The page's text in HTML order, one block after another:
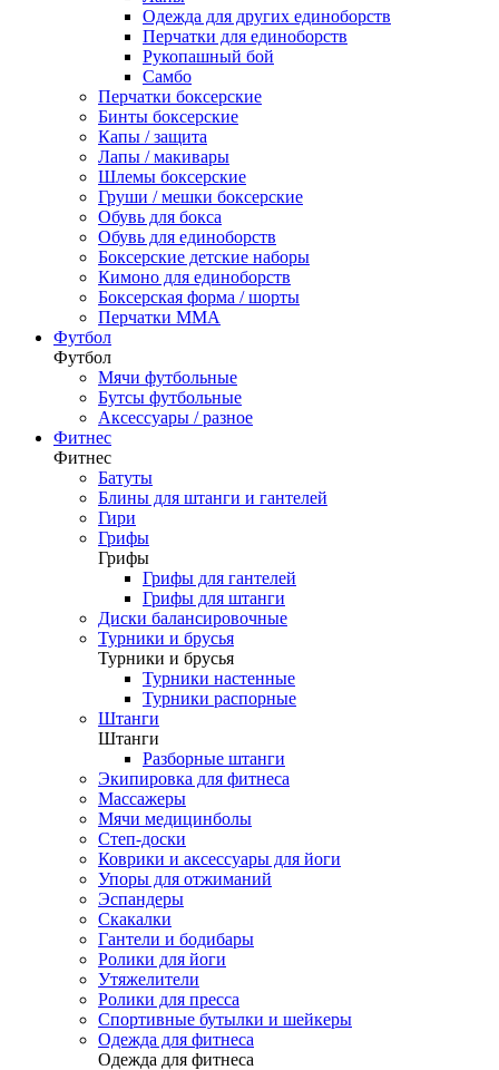
Одежда для других единоборств
Перчатки для единоборств
Рукопашный бой
Самбо
Перчатки боксерские
Бинты боксерские
Капы / защита
Лапы / макивары
Шлемы боксерские
Груши / мешки боксерские
Обувь для бокса
Обувь для единоборств
Боксерские детские наборы
Кимоно для единоборств
Боксерская форма / шорты
Перчатки ММА
Футбол
Футбол
Мячи футбольные
Бутсы футбольные
Аксессуары / разное
Фитнес
Фитнес
Батуты
Блины для штанги и гантелей
Гири
Грифы
Грифы
Грифы для гантелей
Грифы для штанги
Диски балансировочные
Турники и брусья
Турники и брусья
Турники настенные
Турники распорные
Штанги
Штанги
Разборные штанги
Экипировка для фитнеса
Массажеры
Мячи медицинболы
Степ-доски
Коврики и аксессуары для йоги
Упоры для отжиманий
Эспандеры
Скакалки
Гантели и бодибары
Ролики для йоги
Утяжелители
Ролики для пресса
Спортивные бутылки и шейкеры
Одежда для фитнеса
Одежда для фитнеса